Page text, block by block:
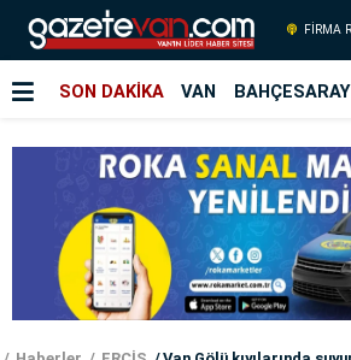
FİRMA
SON DAKİKA VAN BAHÇESARAY